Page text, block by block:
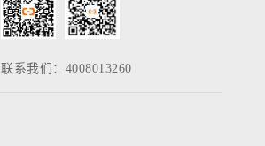
联系我们：4008013260